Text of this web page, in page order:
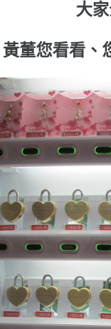
大
黃董您看看、